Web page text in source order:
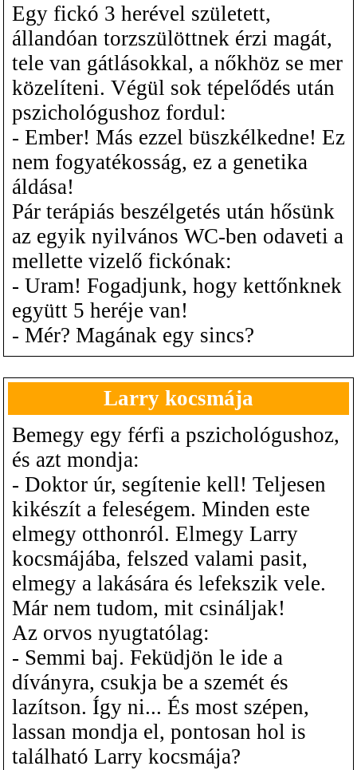
Egy fickó 3 herével született,
állandóan torzszülöttnek érzi magát,
tele van gátlásokkal, a nőkhöz se mer
közelíteni. Végül sok tépelődés után
pszichológushoz fordul:
- Ember! Más ezzel büszkélkedne! Ez
nem fogyatékosság, ez a genetika
áldása!
Pár terápiás beszélgetés után hősünk
az egyik nyilvános WC-ben odaveti a
mellette vizelő fickónak:
- Uram! Fogadjunk, hogy kettőnknek
együtt 5 heréje van!
- Mér? Magának egy sincs?
Larry kocsmája
Bemegy egy férfi a pszichológushoz,
és azt mondja:
- Doktor úr, segítenie kell! Teljesen
kikészít a feleségem. Minden este
elmegy otthonról. Elmegy Larry
kocsmájába, felszed valami pasit,
elmegy a lakására és lefekszik vele.
Már nem tudom, mit csináljak!
Az orvos nyugtatólag:
- Semmi baj. Feküdjön le ide a
díványra, csukja be a szemét és
lazítson. Így ni... És most szépen,
lassan mondja el, pontosan hol is
található Larry kocsmája?